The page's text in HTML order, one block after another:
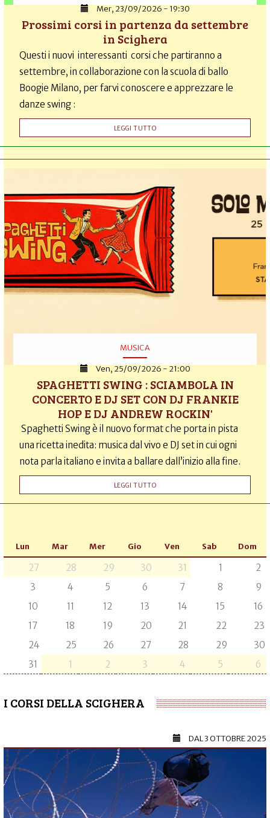
Mer, 23/09/2026 - 19:30
Prossimi corsi in partenza da settembre
in Scighera
Questi i nuovi interessanti corsi che partiranno a
settembre, in collaborazione con la scuola di ballo
Boogie Milano, per farvi conoscere e apprezzare le
danze swing :
LEGGI TUTTO
MUSICA
Ven, 25/09/2026 - 21:00
SPAGHETTI SWING : SCIAMBOLA IN
CONCERTO E DJ SET CON DJ FRANKIE
HOP E DJ ANDREW ROCKIN'
Spaghetti Swing è il nuovo format che porta in pista
una ricetta inedita: musica dal vivo e DJ set in cui ogni
nota parla italiano e invita a ballare dall’inizio alla fine.
LEGGI TUTTO
Lun Mar Mer Gio Ven Sab Dom
27 28 29 30 31 1
2
3
4 5 6 7 8
9
10
11 12 13 14 15
16
17
18 19 20 21 22
23
24
25 26 27 28 29
30
31
1 2 3 4 5 6
I CORSI DELLA SCIGHERA
DAL3 OTTOBRE 2025